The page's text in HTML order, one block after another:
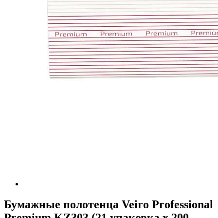
Бумажные полотенца Veiro Professional